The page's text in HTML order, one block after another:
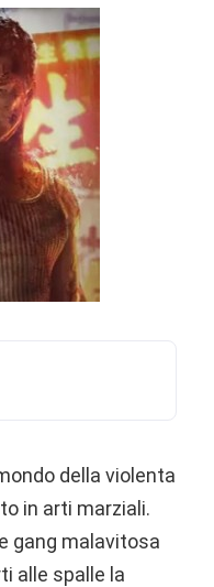
della violenta
in arti marziali.
gang malavitosa
alle spalle la